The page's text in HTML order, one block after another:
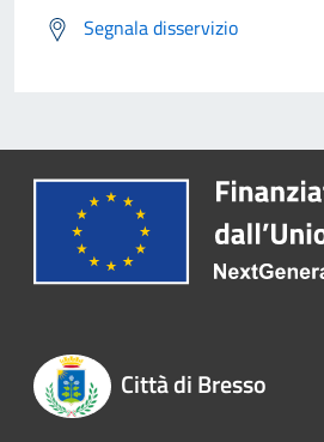
Segnala disservizio
Città di Bresso